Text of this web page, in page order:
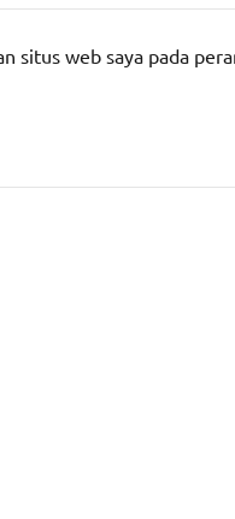
situs web saya pada